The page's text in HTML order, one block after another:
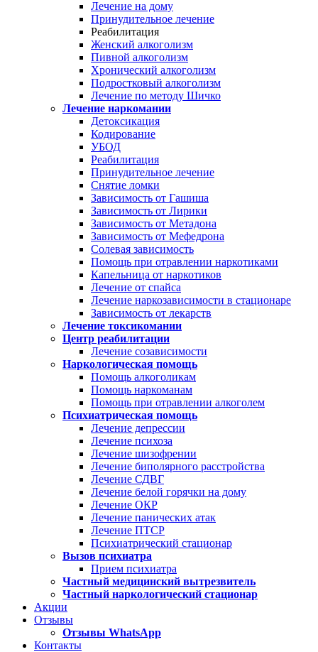
Лечение на дому
Принудительное лечение
Реабилитация
Женский алкоголизм
Пивной алкоголизм
Хронический алкоголизм
Подростковый алкоголизм
Лечение по методу Шичко
Лечение наркомании
Детоксикация
Кодирование
УБОД
Реабилитация
Принудительное лечение
Снятие ломки
Зависимость от Гашиша
Зависимость от Лирики
Зависимость от Метадона
Зависимость от Мефедрона
Солевая зависимость
Помощь при отравлении наркотиками
Капельница от наркотиков
Лечение от спайса
Лечение наркозависимости в стационаре
Зависимость от лекарств
Лечение токсикомании
Центр реабилитации
Лечение созависимости
Наркологическая помощь
Помощь алкоголикам
Помощь наркоманам
Помощь при отравлении алкоголем
Психиатрическая помощь
Лечение депрессии
Лечение психоза
Лечение шизофрении
Лечение биполярного расстройства
Лечение СДВГ
Лечение белой горячки на дому
Лечение ОКР
Лечение панических атак
Лечение ПТСР
Психиатрический стационар
Вызов психиатра
Прием психиатра
Частный медицинский вытрезвитель
Частный наркологический стационар
Акции
Отзывы
Отзывы WhatsApp
Контакты